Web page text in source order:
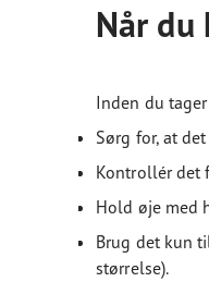
Når du
Inden du
Sørg for, at
Kontrollér det
Hold øje med
Brug det kun
størrelse).